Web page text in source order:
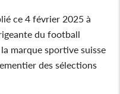
ce 4 février 2025 à
du football
marque sportive suisse
des sélections